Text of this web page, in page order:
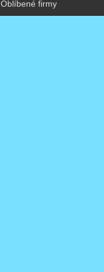
Oblíbené firmy